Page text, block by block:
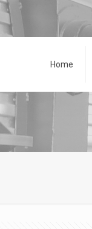
Home